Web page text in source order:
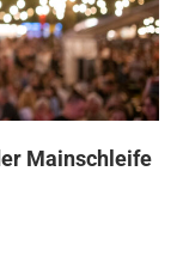
Mainschleife